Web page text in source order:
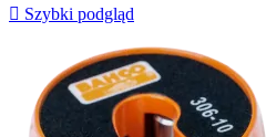
 Szybki podgląd